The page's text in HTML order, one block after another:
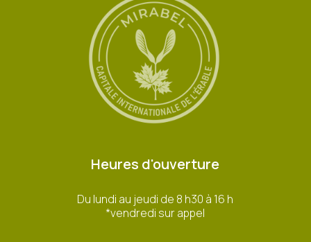
Heures d'ouverture
Du lundi au jeudi de 8 h30 à 16 h
*vendredi sur appel